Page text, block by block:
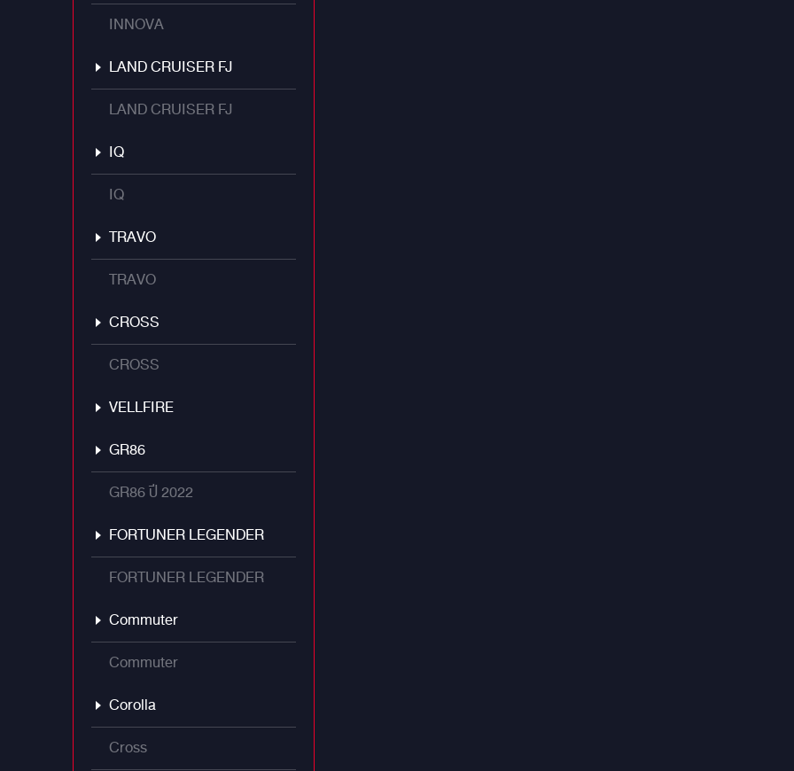
INNOVA
LAND CRUISER FJ
LAND CRUISER FJ
IQ
IQ
TRAVO
TRAVO
CROSS
CROSS
VELLFIRE
GR86
GR86 ปี 2022
FORTUNER LEGENDER
FORTUNER LEGENDER
Commuter
Commuter
Corolla
Cross